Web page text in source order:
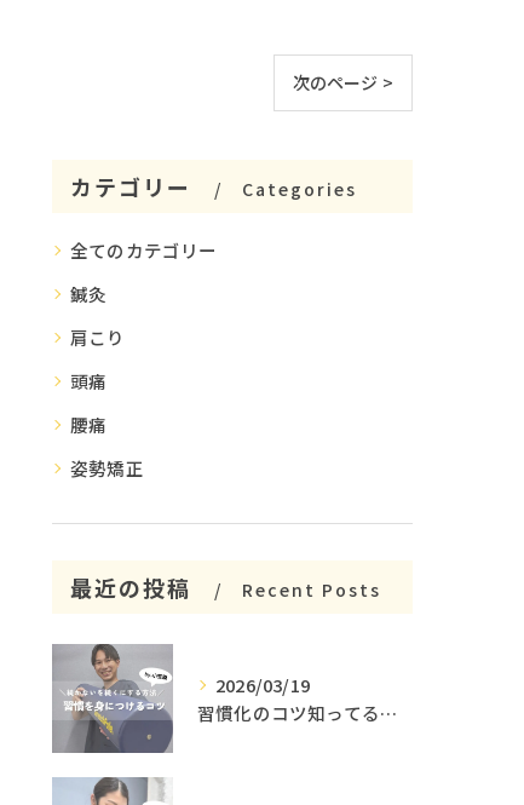
次のページ >
カテゴリー Categories
全てのカテゴリー
鍼灸
肩こり
頭痛
腰痛
姿勢矯正
最近の投稿 Recent Posts
2026/03/19
習慣化のコツ知ってる😳？